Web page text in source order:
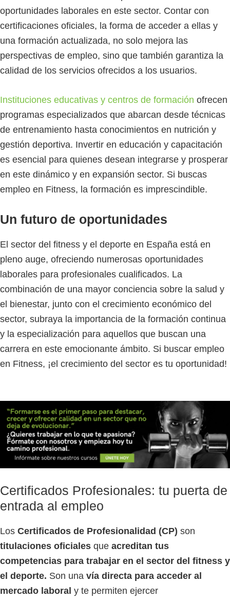
oportunidades laborales en este sector. Contar con
certificaciones oficiales, la forma de acceder a ellas y
una formación actualizada, no solo mejora las
perspectivas de empleo, sino que también garantiza la
calidad de los servicios ofrecidos a los usuarios.
Instituciones educativas y centros de formación ofrecen
programas especializados que abarcan desde técnicas
de entrenamiento hasta conocimientos en nutrición y
gestión deportiva. Invertir en educación y capacitación
es esencial para quienes desean integrarse y prosperar
en este dinámico y en expansión sector. Si buscas
empleo en Fitness, la formación es imprescindible.
Un futuro de oportunidades
El sector del fitness y el deporte en España está en
pleno auge, ofreciendo numerosas oportunidades
laborales para profesionales cualificados. La
combinación de una mayor conciencia sobre la salud y
el bienestar, junto con el crecimiento económico del
sector, subraya la importancia de la formación continua
y la especialización para aquellos que buscan una
carrera en este emocionante ámbito. Si buscar empleo
en Fitness, ¡el crecimiento del sector es tu oportunidad!
Certificados Profesionales: tu puerta de
entrada al empleo
Los Certificados de Profesionalidad (CP) son
titulaciones oficiales que acreditan tus
competencias para trabajar en el sector del fitness y
el deporte. Son una vía directa para acceder al
mercado laboral y te permiten ejercer